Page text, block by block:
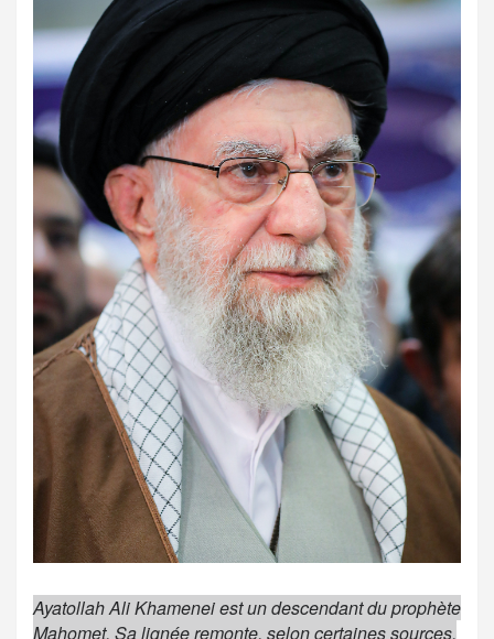
Ayatollah Ali Khamenei est un descendant du prophète
Mahomet. Sa lignée remonte, selon certaines sources,